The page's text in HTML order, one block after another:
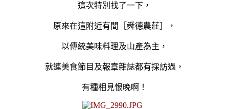
這次特別找了一下，
原來在這附近有間［舜德農莊］，
以傳統美味料理及山產為主，
就連美食節目及報章雜誌都有採訪過，
有種相見恨晚啊！